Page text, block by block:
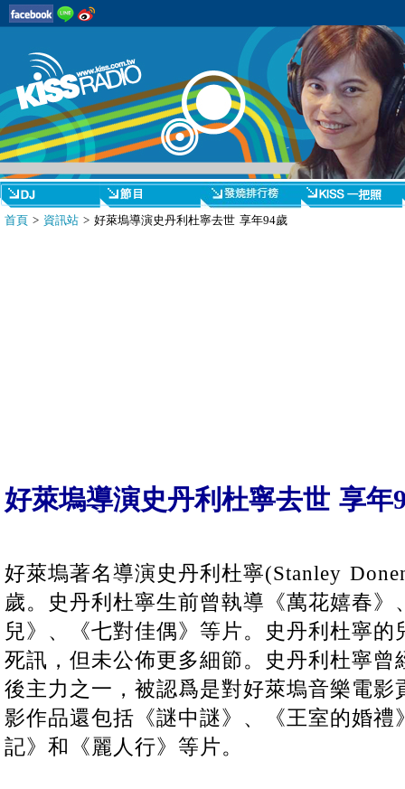
首頁 > 資訊站 > 好萊塢導演史丹利杜寧去世 享年94歲
好萊塢導演史丹利杜寧去世 享年
好萊塢著名導演史丹利杜寧(Stanley
歲。史丹利杜寧生前曾執導《萬花嬉春
兒》、《七對佳偶》等片。史丹利杜寧
死訊，但未公佈更多細節。史丹利杜寧曾
後主力之一，被認爲是對好萊塢音樂電影
影作品還包括《謎中謎》、《王室的婚禮
記》和《麗人行》等片。